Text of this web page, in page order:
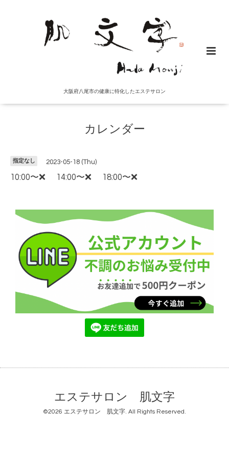
大阪府八尾市の健康に特化したエステサロン
カレンダー
指定なし 2023-05-18 (Thu)
10:00〜❌ 14:00〜❌ 18:00〜❌
エステサロン 肌文字
©2026 エステサロン 肌文字. All Rights Reserved.